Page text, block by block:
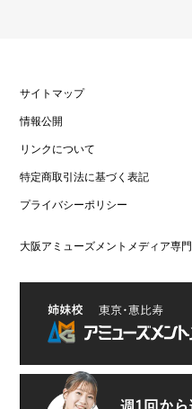
サイトマップ
情報公開
リンクについて
特定商取引法に基づく表記
プライバシーポリシー
大阪アミューズメントメディア専